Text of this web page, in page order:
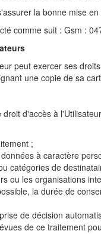
la bonne mise
comme suit : Gsm :
peut exercer ses
une copie de sa
d'accès à
;
à caractère
catégories de
ou les organisations
la durée de
de décision
de ce traitement